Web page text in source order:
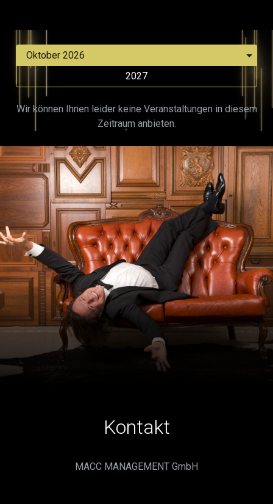
2027
Wir können Ihnen leider keine Veranstaltungen in diesem
Zeitraum anbieten.
Kontakt
MACC MANAGEMENT GmbH